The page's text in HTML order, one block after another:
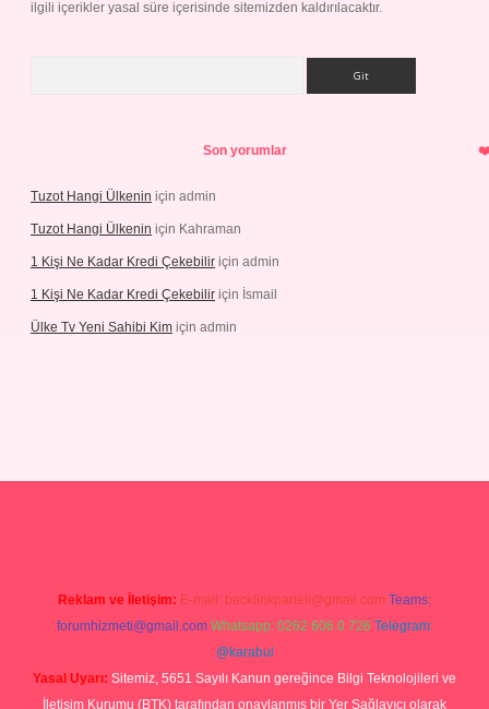
ilgili içerikler yasal süre içerisinde sitemizden kaldırılacaktır.
Son yorumlar
Tuzot Hangi Ülkenin için admin
Tuzot Hangi Ülkenin için Kahraman
1 Kişi Ne Kadar Kredi Çekebilir için admin
1 Kişi Ne Kadar Kredi Çekebilir için İsmail
Ülke Tv Yeni Sahibi Kim için admin
Reklam ve İletişim: E-mail: backlinkpaneli@gmail.com Teams:
forumhizmeti@gmail.com Whatsapp: 0262 606 0 726 Telegram:
@karabul
Yasal Uyarı: Sitemiz, 5651 Sayılı Kanun gereğince Bilgi Teknolojileri ve
İletişim Kurumu (BTK) tarafından onaylanmış bir Yer Sağlayıcı olarak